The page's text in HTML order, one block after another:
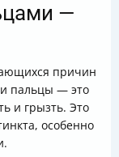
—
причин
пальцы — это
и грызть. Это
особенно